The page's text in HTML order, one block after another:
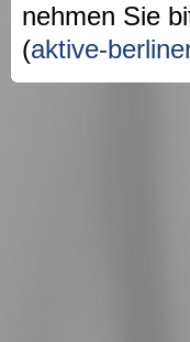
nehmen Sie
(aktive-